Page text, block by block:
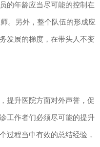
的年龄应当尽可能的控制在
。另外，整个队伍的形成应
发展的梯度，在带头人不变
提升医院方面对外声誉，促
工作者们必须尽可能的提升
过程当中有效的总结经验，